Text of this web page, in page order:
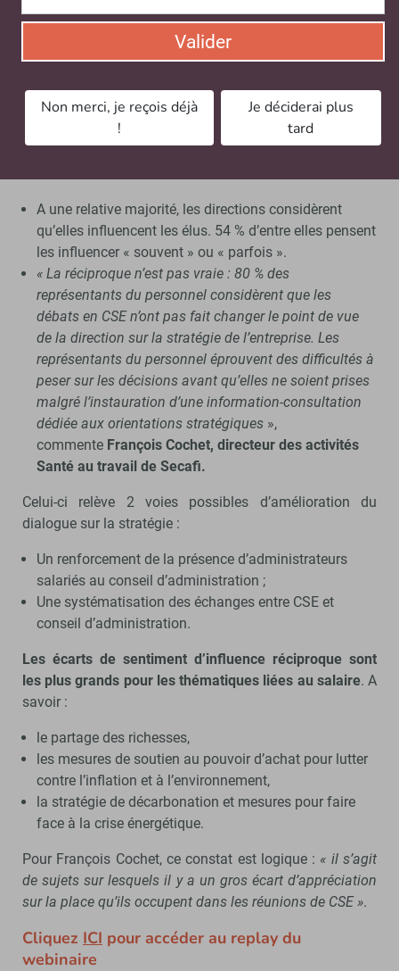
d’achat dans un contexte d’inflation : 82 % des
employeurs considèrent en avoir régulièrement discuté
contre 51 % des représentants du personnel. Les
mesures pour faire face à la crise énergétique font
apparaître un écart de perception similaire», indique
Antoine Rémond.
A une relative majorité, les directions considèrent
qu’elles influencent les élus. 54 % d’entre elles pensent
les influencer « souvent » ou « parfois ».
« La réciproque n’est pas vraie : 80 % des
représentants du personnel considèrent que les
débats en CSE n’ont pas fait changer le point de vue
de la direction sur la stratégie de l’entreprise. Les
représentants du personnel éprouvent des difficultés à
peser sur les décisions avant qu’elles ne soient prises
malgré l’instauration d’une information-consultation
dédiée aux orientations stratégiques»,
commente François Cochet, directeur des activités
Santé au travail de Secafi.
Celui-ci relève 2 voies possibles d’amélioration du
dialogue sur la stratégie :
Un renforcement de la présence d’administrateurs
salariés au conseil d’administration ;
Une systématisation des échanges entre CSE et
conseil d’administration.
Les écarts de sentiment d’influence réciproque sont
les plus grands pour les thématiques liées au salaire. A
savoir :
le partage des richesses,
les mesures de soutien au pouvoir d’achat pour lutter
contre l’inflation et à l’environnement,
la stratégie de décarbonation et mesures pour faire
face à la crise énergétique.
Pour François Cochet, ce constat est logique : « il s’agit
de sujets sur lesquels il y a un gros écart d’appréciation
sur la place qu’ils occupent dans les réunions de CSE ».
Cliquez ICI pour accéder au replay du
webinaire
Valider
Non merci, je reçois déjà
!
Je déciderai plus
tard